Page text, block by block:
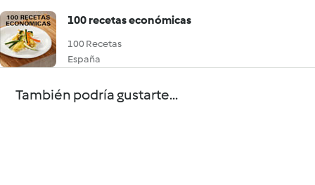
100 recetas económicas
100 Recetas
España
También podría gustarte...